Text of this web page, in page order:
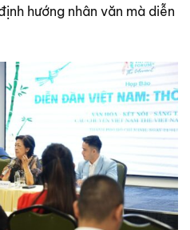
hướng nhân văn mà diễn